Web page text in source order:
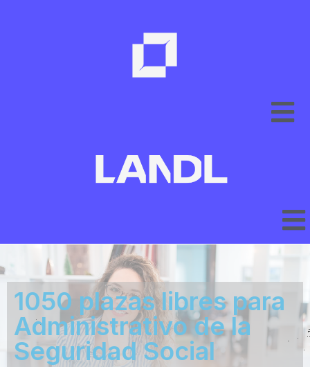
1050 plazas libres para
Administrativo de la
Seguridad Social